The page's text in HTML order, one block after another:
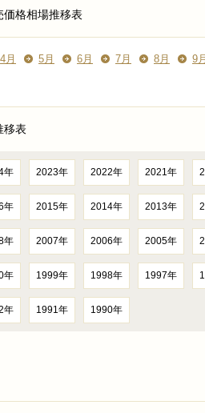
価格相場推移表
4月 5月 6月 7月 8月 9月
移表
年 2023年 2022年 2021年
年 2015年 2014年 2013年
年 2007年 2006年 2005年
年 1999年 1998年 1997年
年 1991年 1990年